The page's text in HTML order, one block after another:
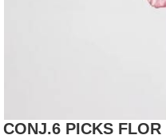
CONJ.6 PICKS